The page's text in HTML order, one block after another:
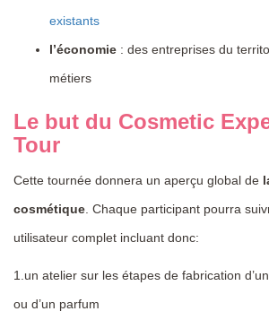
existants
l’économie : des entreprises du
métiers
Le but du Cosmetic
Tour
Cette tournée donnera un aperçu global de
cosmétique . Chaque participant pourra
utilisateur complet incluant donc:
1.un atelier sur les étapes de fabrication
ou d’un parfum